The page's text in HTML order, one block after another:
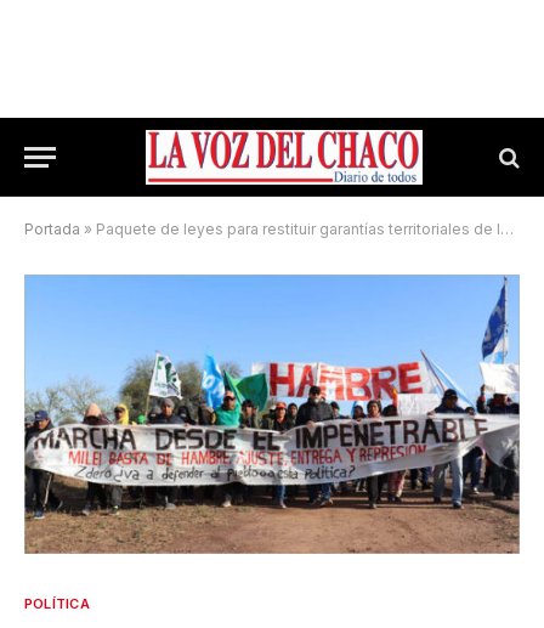
Portada » Paquete de leyes para restituir garantías territoriales de los pueblos originarios
POLÍTICA